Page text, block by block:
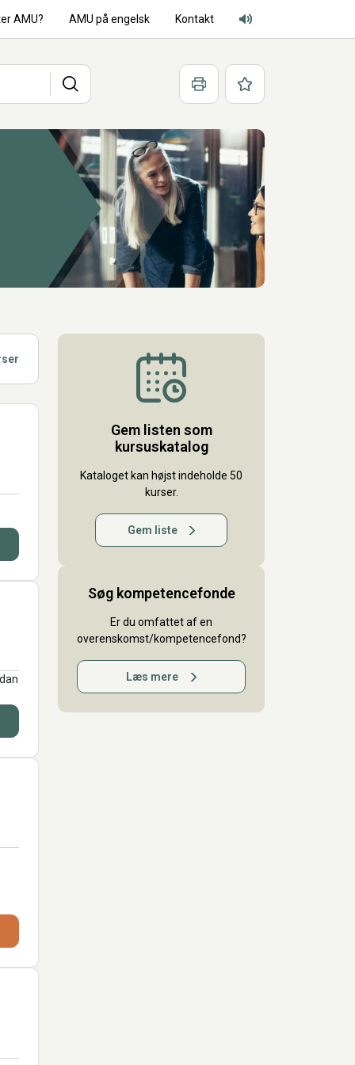
AMU? AMU på engelsk Kontakt
Adgang for alle lyd
Søg Print Favoritter
Gem listen som
kursuskatalog
Kataloget kan højst indeholde 50
kurser.
Gem liste
Søg kompetencefonde
Er du omfattet af en
overenskomst/kompetencefond?
Læs mere